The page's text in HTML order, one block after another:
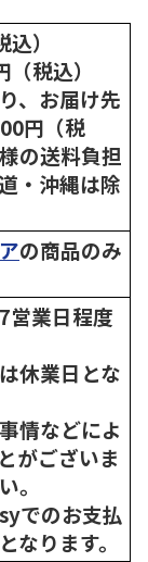
）
税込）
、お届け先
円（税
の送料負担
・沖縄は除
の商品のみ
営業日程度
休業日とな
情などによ
がございま
。
でのお支払
なります。